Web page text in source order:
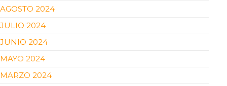
AGOSTO 2024
JULIO 2024
JUNIO 2024
MAYO 2024
MARZO 2024